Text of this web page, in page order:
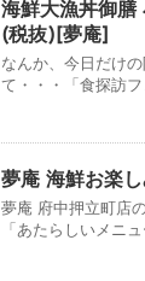
海鮮大漁丼御膳
(税抜)[夢庵]
なんか、今日だけ
て・・・「食探訪
夢庵 海鮮お楽
夢庵 府中押立町店
「あたらしいメニ